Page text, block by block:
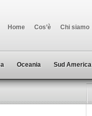
Home Cos’è Chi siamo
Oceania Sud America